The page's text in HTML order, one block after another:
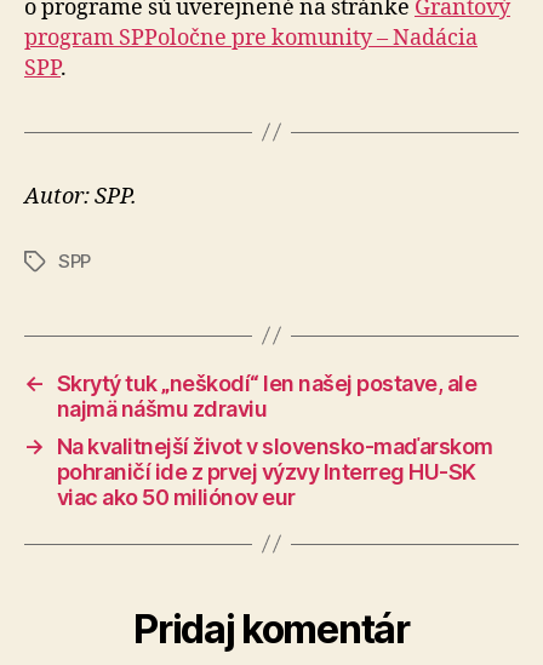
o programe sú uverejnené na stránke Grantový
program SPPoločne pre komunity – Nadácia
SPP.
Autor: SPP.
Značky
SPP
← Skrytý tuk „neškodí“ len našej postave, ale
najmä nášmu zdraviu
→
Na kvalitnejší život v slovensko-maďarskom
pohraničí ide z prvej výzvy Interreg HU-SK
viac ako 50 miliónov eur
Pridaj komentár